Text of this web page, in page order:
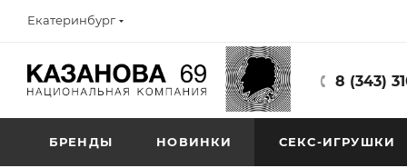
Екатеринбург
8 (343)
БРЕНДЫ НОВИНКИ СЕКС-ИГРУШКИ